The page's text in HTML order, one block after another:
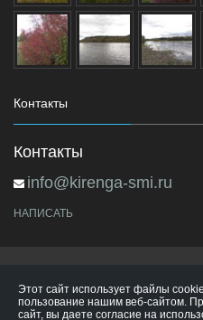
Контакты
Контакты
info@kirenga-smi.ru
НАПИСАТЬ
Этот сайт использует файлы
пользование нашим веб-сайтом.
сайт, вы даете согласие на